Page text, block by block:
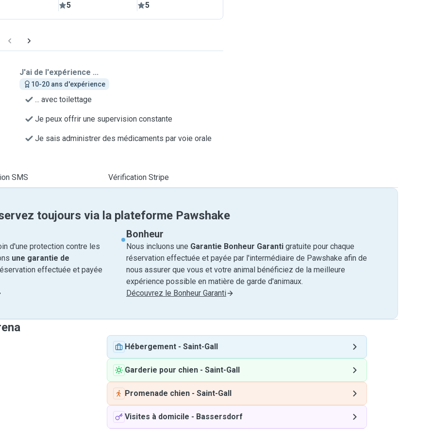
5 5
J'ai de l'expérience ...
10-20 ans d'expérience
... avec toilettage
Je peux offrir une supervision constante
Je sais administrer des médicaments par voie orale
SMS Vérification Stripe
toujours via la plateforme Pawshake
d'une protection contre les
une garantie de
effectuée et payée
Bonheur
Nous incluons une Garantie Bonheur Garanti gratuite pour chaque
réservation effectuée et payée par l'intermédiaire de Pawshake afin de
nous assurer que vous et votre animal bénéficiez de la meilleure
expérience possible en matière de garde d'animaux.
Découvrez le Bonheur Garanti
Hébergement - Saint-Gall
Garderie pour chien - Saint-Gall
Promenade chien - Saint-Gall
Visites à domicile - Bassersdorf